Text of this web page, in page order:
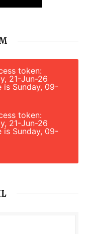
token:
21-Jun-26
is Sunday, 09-
token:
21-Jun-26
is Sunday, 09-